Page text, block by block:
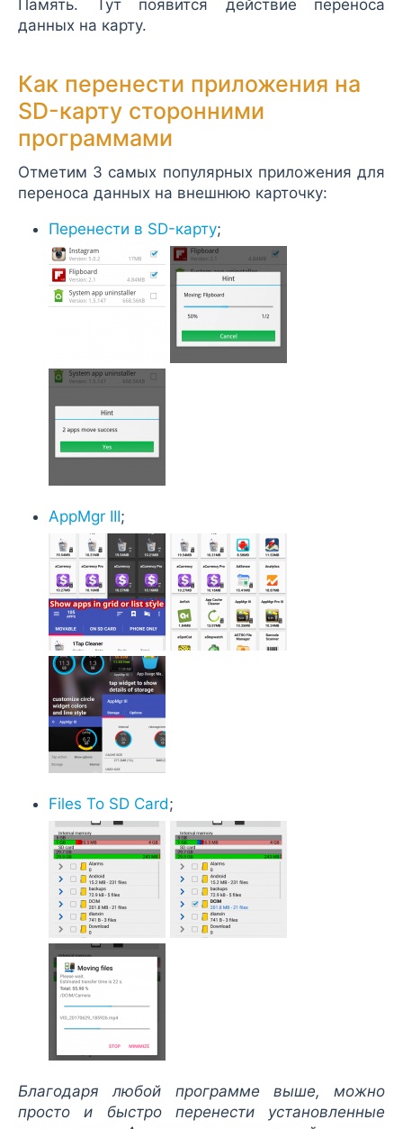
Память. Тут появится действие переноса
данных на карту.
Как перенести приложения на
SD-карту сторонними
программами
Отметим 3 самых популярных приложения для
переноса данных на внешнюю карточку:
Перенести в SD-карту;
AppMgr III;
Files To SD Card;
Благодаря любой программе выше, можно
просто и быстро перенести установленные